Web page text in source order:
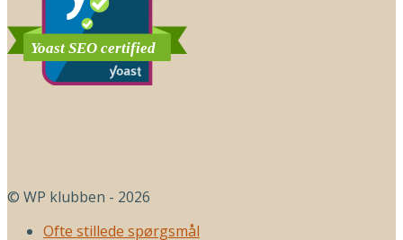
© WP klubben - 2026
Ofte stillede spørgsmål